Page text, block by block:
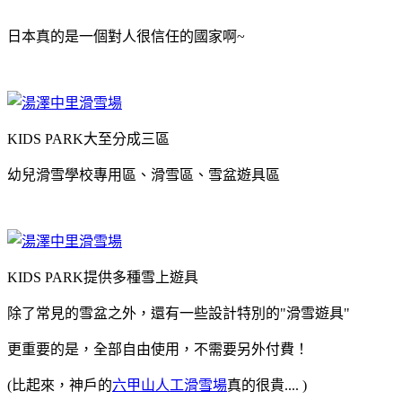
日本真的是一個對人很信任的國家啊~
KIDS PARK大至分成三區
幼兒滑雪學校專用區、滑雪區、雪盆遊具區
KIDS PARK提供多種雪上遊具
除了常見的雪盆之外，還有一些設計特別的"滑雪遊具"
更重要的是，全部自由使用，不需要另外付費！
(比起來，神戶的六甲山人工滑雪場真的很貴.... )